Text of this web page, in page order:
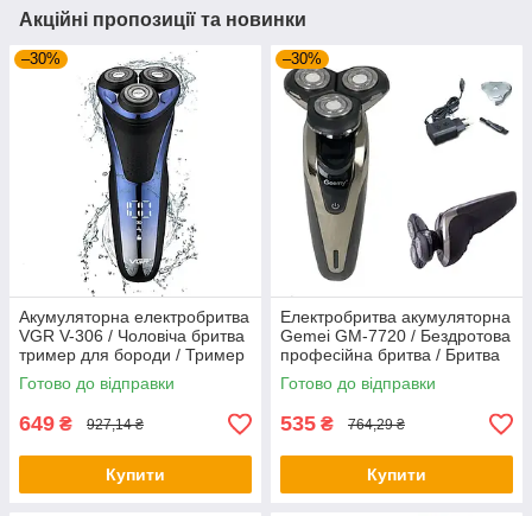
Акційні пропозиції та новинки
–30%
Акумуляторна електробритва
VGR V-306 / Чоловіча бритва
тример для бороди / Тример
для стрижки бороди
Готово до відправки
649 ₴ 927,14 ₴
Купити
–30%
Електробритва акумуляторна
Gemei GM-7720 / Бездротова
професійна бритва / Бритва
електрична
Готово до відправки
535 ₴ 764,29 ₴
Купити